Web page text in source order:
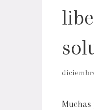
Muchas